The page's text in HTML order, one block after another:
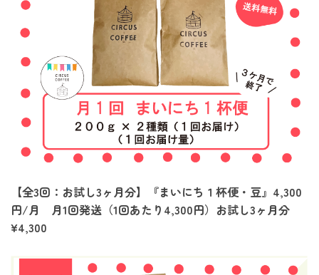
【全3回：お試し3ヶ月分】『まいにち１杯便・豆』4,300
円/月 月1回発送（1回あたり4,300円）お試し3ヶ月分
¥4,300